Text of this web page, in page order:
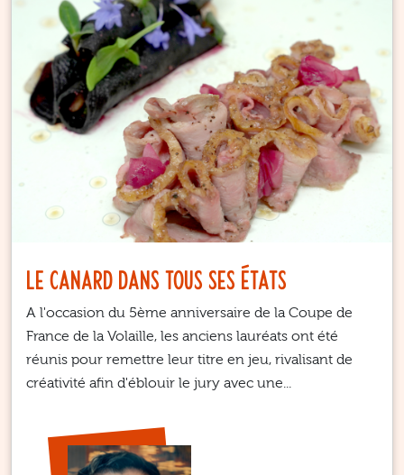
Le canard dans tous ses états
A l'occasion du 5ème anniversaire de la Coupe de
France de la Volaille, les anciens lauréats ont été
réunis pour remettre leur titre en jeu, rivalisant de
créativité afin d'éblouir le jury avec une...